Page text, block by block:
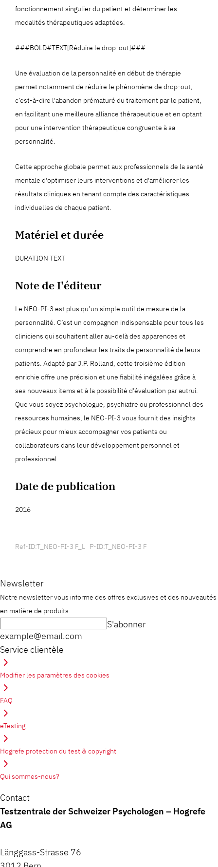
fonctionnement singulier du patient et déterminer les
modalités thérapeutiques adaptées.
###BOLD#TEXT[Réduire le drop-out]###
Une évaluation de la personnalité en début de thérapie
permet notamment de réduire le phénomène de drop-out,
c’est-à-dire l'abandon prématuré du traitement par le patient,
en facilitant une meilleure alliance thérapeutique et en optant
pour une intervention thérapeutique congruente à sa
personnalité.
Cette approche globale permet aux professionnels de la santé
mentale d'optimiser leurs interventions et d'améliorer les
résultats cliniques en tenant compte des caractéristiques
individuelles de chaque patient.
Matériel et durée
DURATION TEXT
Note de I'éditeur
Le NEO-PI-3 est plus qu’un simple outil de mesure de la
personnalité. C’est un compagnon indispensable pour tous les
cliniciens qui souhaitent aller au-delà des apparences et
comprendre en profondeur les traits de personnalité de leurs
patients. Adapté par J.P. Rolland, cette troisième édition
enrichie offre une précision et une fiabilité inégalées grâce à
ses nouveaux items et à la possibilité d’évaluation par autrui.
Que vous soyez psychologue, psychiatre ou professionnel des
ressources humaines, le NEO-PI-3 vous fournit des insights
précieux pour mieux accompagner vos patients ou
collaborateurs dans leur développement personnel et
professionnel.
Date de publication
2016
Ref-ID:T_NEO-PI-3 F_L P-ID:T_NEO-PI-3 F
Newsletter
Notre newsletter vous informe des offres exclusives et des nouveautés
en matière de produits.
example@email.com
S'abonner
Service clientèle
Modifier les paramètres des cookies
FAQ
eTesting
Hogrefe protection du test & copyright
Qui sommes-nous?
Contact
Testzentrale der Schweizer Psychologen – Hogrefe
AG
Länggass-Strasse 76